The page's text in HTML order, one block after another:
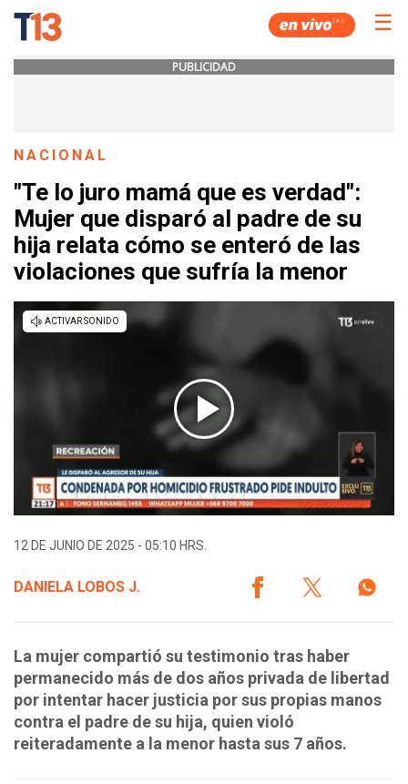
☰
PUBLICIDAD
NACIONAL
"Te lo juro mamá que es verdad":
Mujer que disparó al padre de su
hija relata cómo se enteró de las
violaciones que sufría la menor
12 DE JUNIO DE 2025 - 05:10 HRS.
DANIELA LOBOS J.
La mujer compartió su testimonio tras haber
permanecido más de dos años privada de libertad
por intentar hacer justicia por sus propias manos
contra el padre de su hija, quien violó
reiteradamente a la menor hasta sus 7 años.